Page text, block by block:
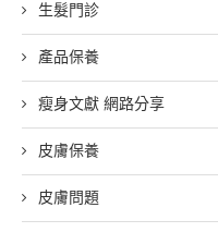
生髮門診
產品保養
瘦身文獻 網路分享
皮膚保養
皮膚問題